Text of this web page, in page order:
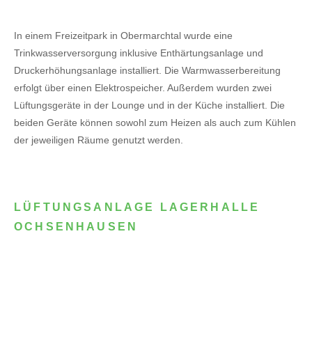
In einem Freizeitpark in Obermarchtal wurde eine
Trinkwasserversorgung inklusive Enthärtungsanlage und
Druckerhöhungsanlage installiert. Die Warmwasserbereitung
erfolgt über einen Elektrospeicher. Außerdem wurden zwei
Lüftungsgeräte in der Lounge und in der Küche installiert. Die
beiden Geräte können sowohl zum Heizen als auch zum Kühlen
der jeweiligen Räume genutzt werden.
LÜFTUNGSANLAGE LAGERHALLE
OCHSENHAUSEN